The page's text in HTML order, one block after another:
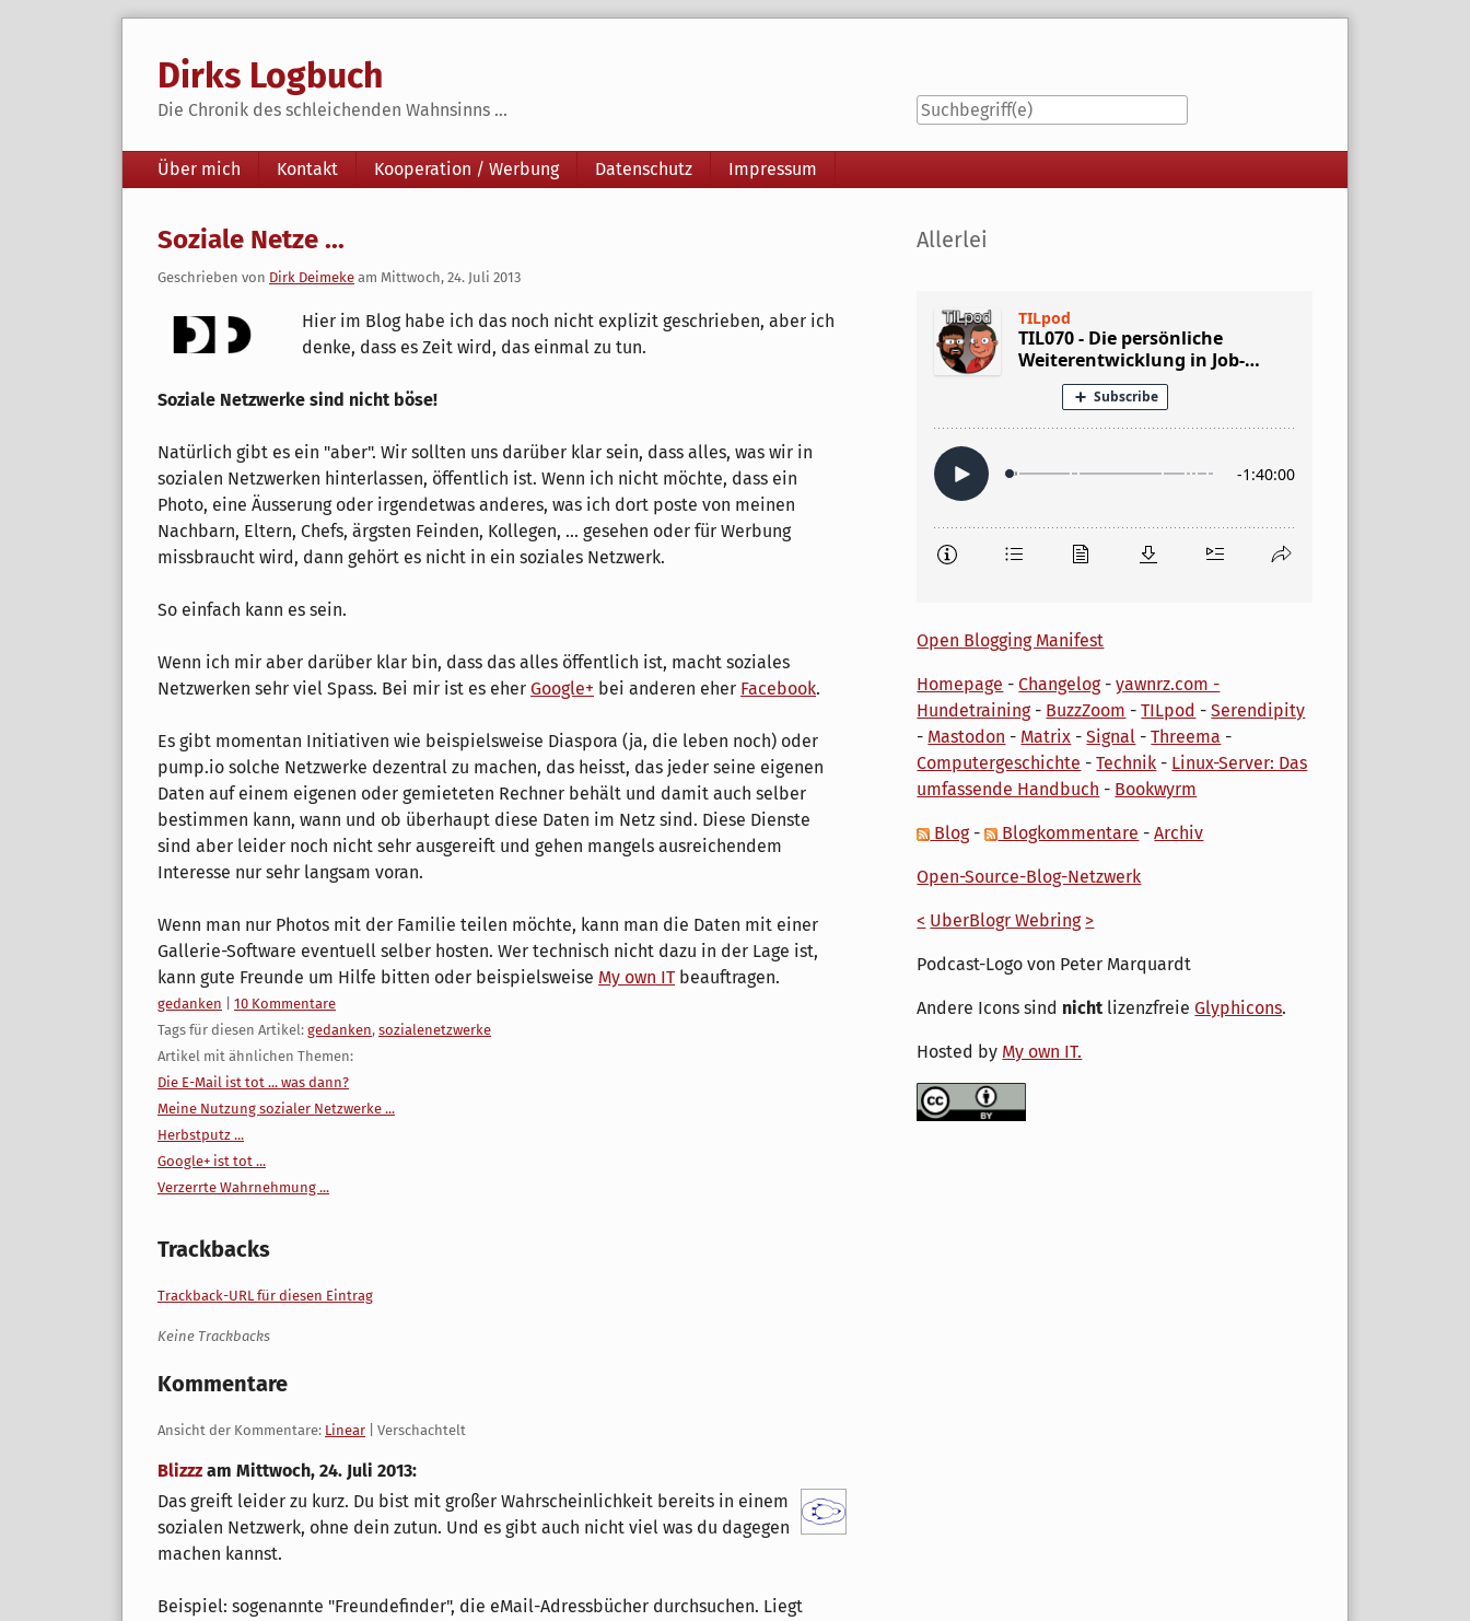
Dirks Logbuch
Die Chronik des schleichenden Wahnsinns ...
Navigation
Über mich Kontakt Kooperation / Werbung Datenschutz Impressum
Soziale Netze ...
Geschrieben von Dirk Deimeke am Mittwoch, 24. Juli 2013
Hier im Blog habe ich das noch nicht explizit geschrieben, aber ich
denke, dass es Zeit wird, das einmal zu tun.
Soziale Netzwerke sind nicht böse!
Natürlich gibt es ein "aber". Wir sollten uns darüber klar sein, dass alles, was wir in
sozialen Netzwerken hinterlassen, öffentlich ist. Wenn ich nicht möchte, dass ein
Photo, eine Äusserung oder irgendetwas anderes, was ich dort poste von meinen
Nachbarn, Eltern, Chefs, ärgsten Feinden, Kollegen, ... gesehen oder für Werbung
missbraucht wird, dann gehört es nicht in ein soziales Netzwerk.
So einfach kann es sein.
Wenn ich mir aber darüber klar bin, dass das alles öffentlich ist, macht soziales
Netzwerken sehr viel Spass. Bei mir ist es eher Google+ bei anderen eher Facebook.
Es gibt momentan Initiativen wie beispielsweise Diaspora (ja, die leben noch) oder
pump.io solche Netzwerke dezentral zu machen, das heisst, das jeder seine eigenen
Daten auf einem eigenen oder gemieteten Rechner behält und damit auch selber
bestimmen kann, wann und ob überhaupt diese Daten im Netz sind. Diese Dienste
sind aber leider noch nicht sehr ausgereift und gehen mangels ausreichendem
Interesse nur sehr langsam voran.
Wenn man nur Photos mit der Familie teilen möchte, kann man die Daten mit einer
Gallerie-Software eventuell selber hosten. Wer technisch nicht dazu in der Lage ist,
kann gute Freunde um Hilfe bitten oder beispielsweise My own IT beauftragen.
Kategorien:
gedanken
10 Kommentare
Tags für diesen Artikel: gedanken, sozialenetzwerke
Artikel mit ähnlichen Themen:
Die E-Mail ist tot ... was dann?
Meine Nutzung sozialer Netzwerke ...
Herbstputz ...
Google+ ist tot ...
Verzerrte Wahrnehmung ...
Trackbacks
Trackback-URL für diesen Eintrag
Keine Trackbacks
Kommentare
Ansicht der Kommentare: Linear | Verschachtelt
Blizzz am Mittwoch, 24. Juli 2013:
Das greift leider zu kurz. Du bist mit großer Wahrscheinlichkeit bereits in einem
sozialen Netzwerk, ohne dein zutun. Und es gibt auch nicht viel was du dagegen
machen kannst.
Beispiel: sogenannte "Freundefinder", die eMail-Adressbücher durchsuchen. Liegt
Seitenleiste
Allerlei
Open Blogging Manifest
Homepage -Changelog-yawnrz.com -
Hundetraining- BuzzZoom -TILpod -Serendipity
- Mastodon - Matrix -Signal -Threema -
Computergeschichte -Technik - Linux-Server: Das
umfassende Handbuch - Bookwyrm
Blog- Blogkommentare -Archiv
Open-Source-Blog-Netzwerk
< UberBlogr Webring >
Podcast-Logo von Peter Marquardt
Andere Icons sind nicht lizenzfreieGlyphicons.
Hosted by My own IT.